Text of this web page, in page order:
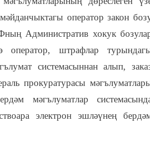
оператор закон
Административ хокук
оператор, штрафлар
системасыннан алып,
прокуратурасы
мәгълуматлар
электрон эшләүнең